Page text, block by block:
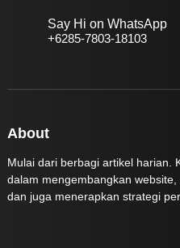
Say Hi on WhatsApp
+6285-7803-18103
About
Mulai dari berbagi artikel harian.
dalam mengembangkan
dan juga menerapkan strategi